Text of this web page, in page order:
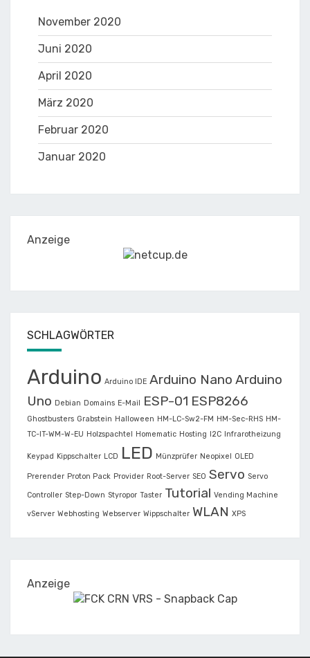
November 2020
Juni 2020
April 2020
März 2020
Februar 2020
Januar 2020
Anzeige
SCHLAGWÖRTER
Arduino Arduino IDE Arduino Nano Arduino
Uno Debian Domains E-Mail ESP-01 ESP8266
Ghostbusters Grabstein Halloween HM-LC-Sw2-FM HM-Sec-RHS HM-
TC-IT-WM-W-EU Holzspachtel Homematic Hosting I2C Infrarotheizung
Keypad Kippschalter LCD LED Münzprüfer Neopixel OLED
Prerender Proton Pack Provider Root-Server SEO Servo Servo
Controller Step-Down Styropor Taster Tutorial Vending Machine
vServer Webhosting Webserver Wippschalter WLAN XPS
Anzeige